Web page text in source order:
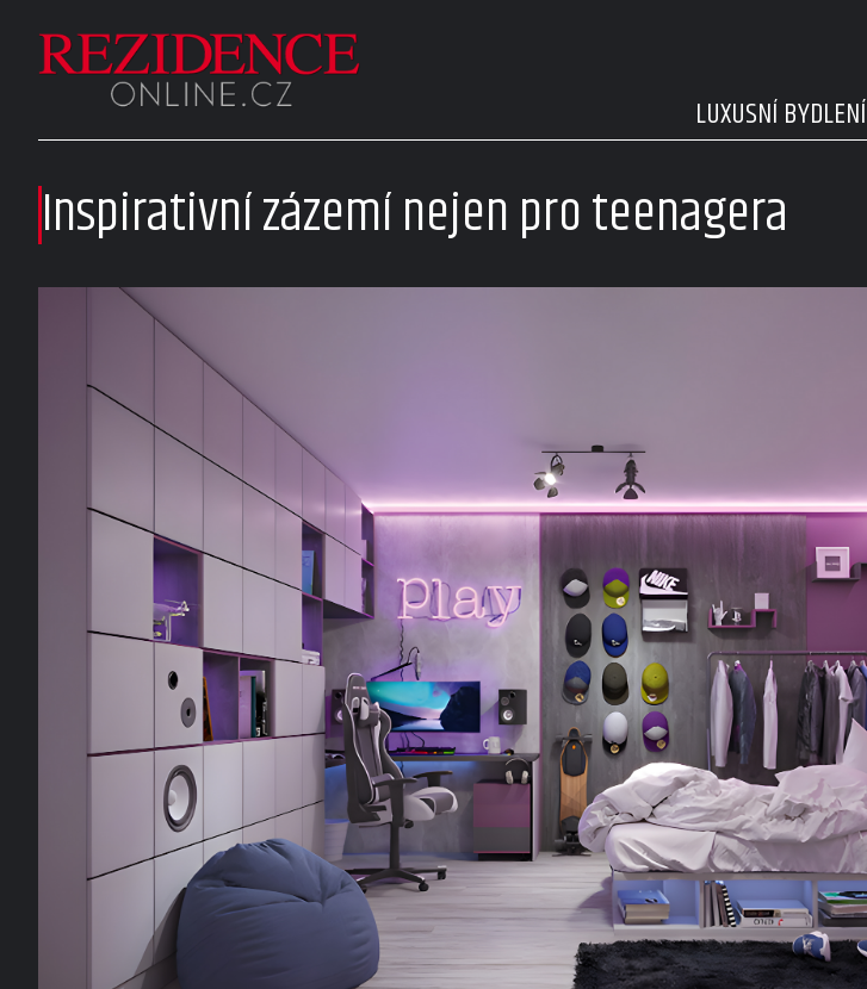
LUXUSNÍ BYDLENÍ
Inspirativní zázemí nejen pro teenagera